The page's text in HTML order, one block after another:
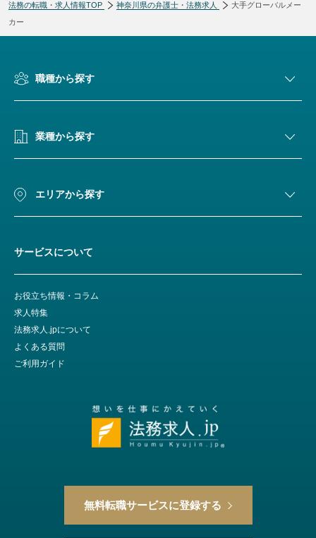
法務の転職・求人情報TOP 神奈川県の弁護士・法務求人
大手グローバルメー
カー
無料転職サービスに登録する
職種から探す
業種から探す
エリアから探す
サービスについて
お役立ち情報・コラム
求人特集
法務求人.jpについて
よくある質問
ご利用ガイド